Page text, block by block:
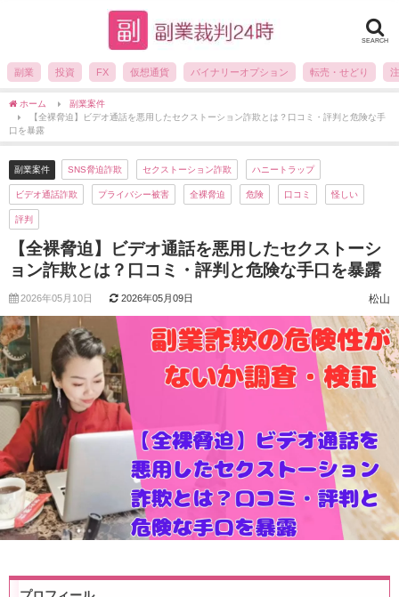
SEARCH
副業 投資 FX 仮想通貨 バイナリーオプション 転売・せどり
ホーム
副業案件
【全裸脅迫】ビデオ通話を悪用したセクストーション詐欺とは？口コミ・評判と危険な手
口を暴露
副業案件 SNS脅迫詐欺 セクストーション詐欺 ハニートラップ
ビデオ通話詐欺 プライバシー被害 全裸脅迫 危険 口コミ 怪しい
評判
【全裸脅迫】ビデオ通話を悪用したセクストーシ
ョン詐欺とは？口コミ・評判と危険な手口を暴露
2026年05月10日 2026年05月09日 松山